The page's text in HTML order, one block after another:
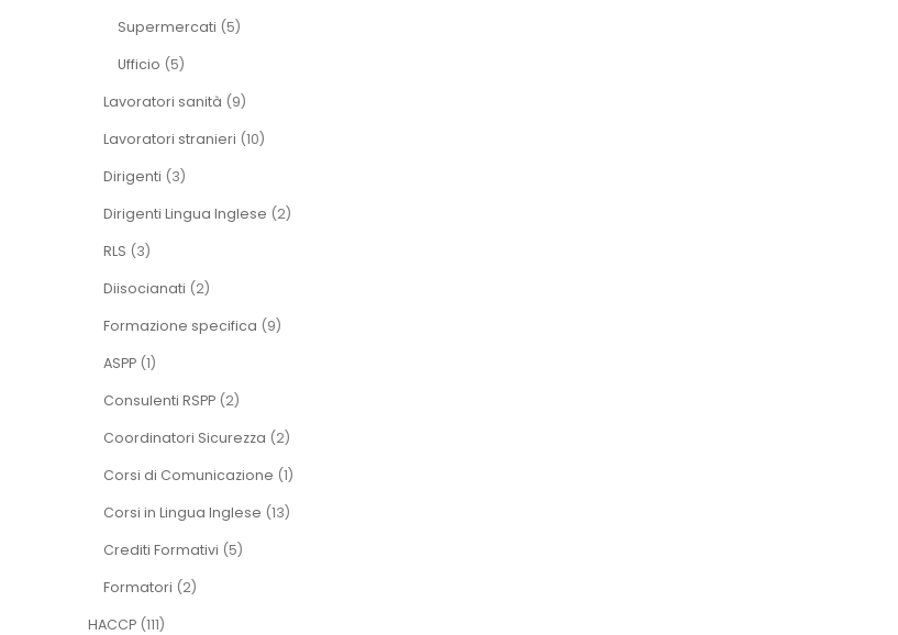
Supermercati (5)
Ufficio (5)
Lavoratori sanità (9)
Lavoratori stranieri (10)
Dirigenti (3)
Dirigenti Lingua Inglese (2)
RLS (3)
Diisocianati (2)
Formazione specifica (9)
ASPP (1)
Consulenti RSPP (2)
Coordinatori Sicurezza (2)
Corsi di Comunicazione (1)
Corsi in Lingua Inglese (13)
Crediti Formativi (5)
Formatori (2)
HACCP (111)